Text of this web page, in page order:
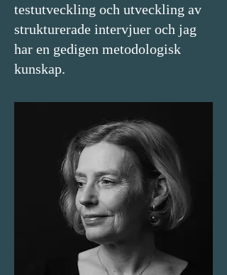
testutveckling och utveckling av
strukturerade intervjuer och jag
har en gedigen metodologisk
kunskap.